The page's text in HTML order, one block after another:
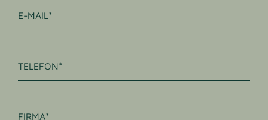
E-MAIL
TELEFON
FIRMA